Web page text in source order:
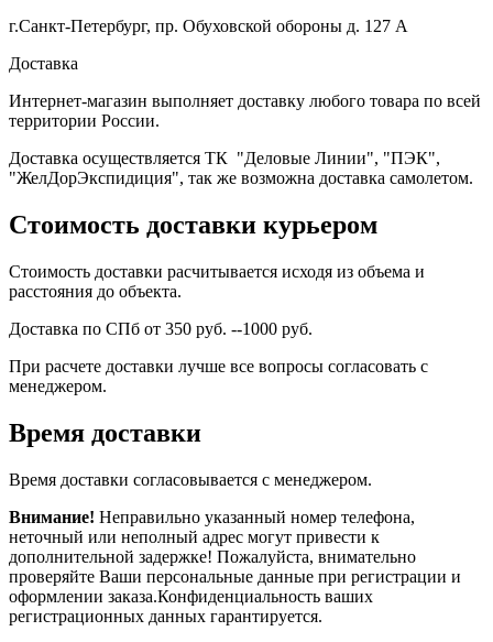
г.Санкт-Петербург, пр. Обуховской обороны д. 127 А
Доставка
Интернет-магазин выполняет доставку любого товара по всей
территории России.
Доставка осуществляется ТК "Деловые Линии", "ПЭК",
"ЖелДорЭкспидиция", так же возможна доставка самолетом.
Стоимость доставки курьером
Стоимость доставки расчитывается исходя из объема и
расстояния до объекта.
Доставка по СПб от 350 руб. --1000 руб.
При расчете доставки лучше все вопросы согласовать с
менеджером.
Время доставки
Время доставки согласовывается с менеджером.
Внимание! Неправильно указанный номер телефона,
неточный или неполный адрес могут привести к
дополнительной задержке! Пожалуйста, внимательно
проверяйте Ваши персональные данные при регистрации и
оформлении заказа.Конфиденциальность ваших
регистрационных данных гарантируется.